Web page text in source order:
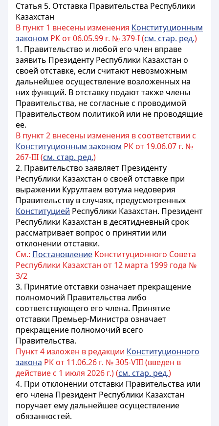
Статья 5. Отставка Правительства Республики
Казахстан
В пункт 1 внесены изменения Конституционным
законом РК от 06.05.99 г. № 379-I (см. стар. ред.)
1. Правительство и любой его член вправе
заявить Президенту Республики Казахстан о
своей отставке, если считают невозможным
дальнейшее осуществление возложенных на
них функций. В отставку подают также члены
Правительства, не согласные с проводимой
Правительством политикой или не проводящие
ее.
В пункт 2 внесены изменения в соответствии с
Конституционным законом РК от 19.06.07 г. №
267-III (см. стар. ред.)
2. Правительство заявляет Президенту
Республики Казахстан о своей отставке при
выражении Курултаем вотума недоверия
Правительству в случаях, предусмотренных
Конституцией Республики Казахстан. Президент
Республики Казахстан в десятидневный срок
рассматривает вопрос о принятии или
отклонении отставки.
См.: Постановление Конституционного Совета
Республики Казахстан от 12 марта 1999 года №
3/2
3. Принятие отставки означает прекращение
полномочий Правительства либо
соответствующего его члена. Принятие
отставки Премьер-Министра означает
прекращение полномочий всего
Правительства.
Пункт 4 изложен в редакции Конституционного
закона РК от 11.06.26 г. № 305-VIII (введен в
действие с 1 июля 2026 г.) (см. стар. ред.)
4. При отклонении отставки Правительства или
его члена Президент Республики Казахстан
поручает ему дальнейшее осуществление
обязанностей.